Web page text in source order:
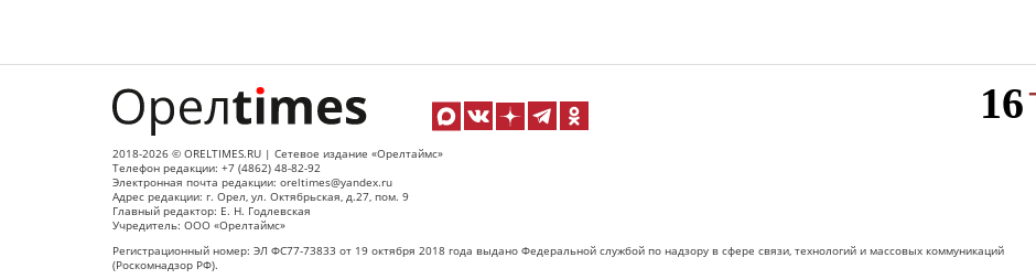
2018-2026 © ORELTIMES.RU | Сетевое издание «Орелтаймс»
Телефон редакции: +7 (4862) 48-82-92
Электронная почта редакции: oreltimes@yandex.ru
Адрес редакции: г. Орел, ул. Октябрьская, д.27, пом. 9
Главный редактор: Е. Н. Годлевская
Учредитель: ООО «Орелтаймс»
Регистрационный номер: ЭЛ ФС77-73833 от 19 октября 2018 года выдано Федеральной службой по надзору в сфере связи, технологий и массовых коммуникаций
(Роскомнадзор РФ).